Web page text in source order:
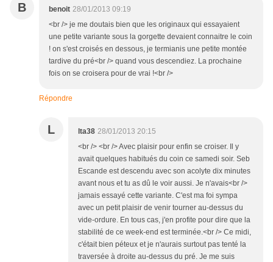
B benoit 28/01/2013 09:19
<br /> je me doutais bien que les originaux qui essayaient
une petite variante sous la gorgette devaient connaitre le coin
! on s'est croisés en dessous, je termianis une petite montée
tardive du pré<br /> quand vous descendiez. La prochaine
fois on se croisera pour de vrai !<br />
Répondre
L lta38 28/01/2013 20:15
<br /> <br /> Avec plaisir pour enfin se croiser. Il y
avait quelques habitués du coin ce samedi soir. Seb
Escande est descendu avec son acolyte dix minutes
avant nous et tu as dû le voir aussi. Je n'avais<br />
jamais essayé cette variante. C'est ma foi sympa
avec un petit plaisir de venir tourner au-dessus du
vide-ordure. En tous cas, j'en profite pour dire que la
stabilité de ce week-end est terminée.<br /> Ce midi,
c'était bien péteux et je n'aurais surtout pas tenté la
traversée à droite au-dessus du pré. Je me suis